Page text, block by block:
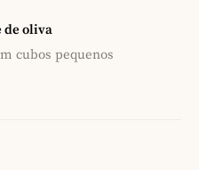
de oliva
cubos pequenos